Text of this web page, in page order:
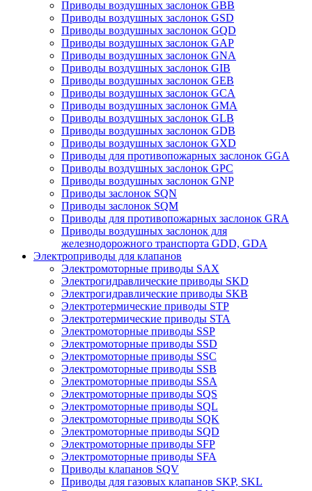
Приводы воздушных заслонок GBB
Приводы воздушных заслонок GSD
Приводы воздушных заслонок GQD
Приводы воздушных заслонок GAP
Приводы воздушных заслонок GNA
Приводы воздушных заслонок GIB
Приводы воздушных заслонок GEB
Приводы воздушных заслонок GCA
Приводы воздушных заслонок GMA
Приводы воздушных заслонок GLB
Приводы воздушных заслонок GDB
Приводы воздушных заслонок GXD
Приводы для противопожарных заслонок GGA
Приводы воздушных заслонок GPC
Приводы воздушных заслонок GNP
Приводы заслонок SQN
Приводы заслонок SQM
Приводы для противопожарных заслонок GRA
Приводы воздушных заслонок для
железнодорожного транспорта GDD, GDA
Электроприводы для клапанов
Электромоторные приводы SAX
Электрогидравлические приводы SKD
Электрогидравлические приводы SKB
Электротермические приводы STP
Электротермические приводы STA
Электромоторные приводы SSP
Электромоторные приводы SSD
Электромоторные приводы SSC
Электромоторные приводы SSB
Электромоторные приводы SSA
Электромоторные приводы SQS
Электромоторные приводы SQL
Электромоторные приводы SQK
Электромоторные приводы SQD
Электромоторные приводы SFP
Электромоторные приводы SFA
Приводы клапанов SQV
Приводы для газовых клапанов SKP, SKL